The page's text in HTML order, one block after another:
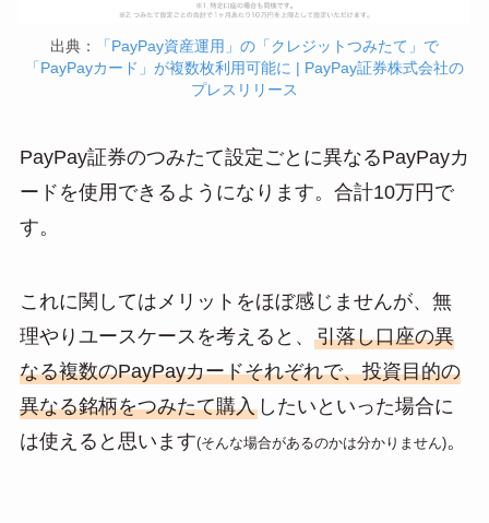
出典：
「PayPay資産運用」の「クレジットつみたて」で
「PayPayカード」が複数枚利用可能に | PayPay証券株式会社の
プレスリリース
PayPay証券のつみたて設定ごとに異なるPayPayカ
ードを使用できるようになります。合計10万円で
す。
これに関してはメリットをほぼ感じませんが、無
理やりユースケースを考えると、 引落し口座の異
なる複数のPayPayカードそれぞれで、投資目的の
異なる銘柄をつみたて購入したいといった場合に
は使えると思います(そんな場合があるのかは分かりません)。